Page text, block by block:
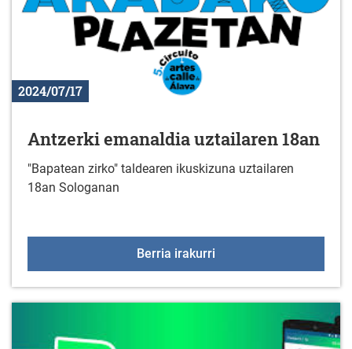
2024/07/17
Antzerki emanaldia uztailaren 18an
"Bapatean zirko" taldearen ikuskizuna uztailaren
18an Sologanan
Berria irakurri